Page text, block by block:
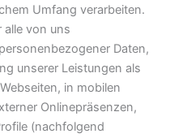
Umfang verarbeiten.
alle von uns
Daten,
unserer Leistungen als
in mobilen
Onlinepräsenzen,
(nachfolgend